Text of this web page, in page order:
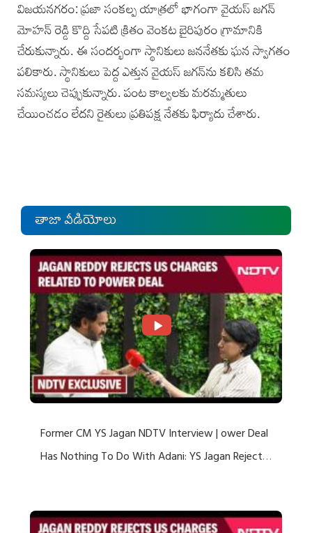
విజయనగరం: ప్రజా సంకల్ప యాత్రలో భాగంగా వైయస్‌ జగన్‌
మోహన్‌ రెడ్డి కొద్ది సేపటి క్రితం వెంకట బైరిపురం గ్రామానికి
చేరుకున్నారు. ఈ సందర్భంగా స్థానికులు జననేతకు ఘన స్వాగతం
పలికారు. స్థానికులు పెద్ద ఎత్తున వైయస్‌ జగన్‌ను కలిసి తమ
సమస్యలు చెప్పుకున్నారు. పంట కాల్వలకు మరమ్మతులు
చేయించడం లేదని రైతులు ప్రతిపక్ష నేతకు ఫిర్యాదు చేశారు.
తాజా వీడియోలు
Former CM YS Jagan NDTV Interview | ower Deal
Has Nothing To Do With Adani: YS Jagan Rejects